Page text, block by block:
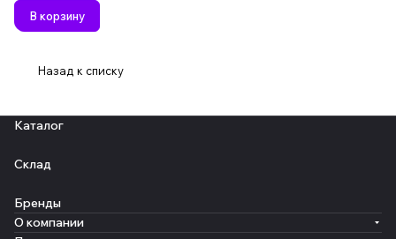
В корзину
Назад к списку
Каталог
Склад
Бренды
О компании